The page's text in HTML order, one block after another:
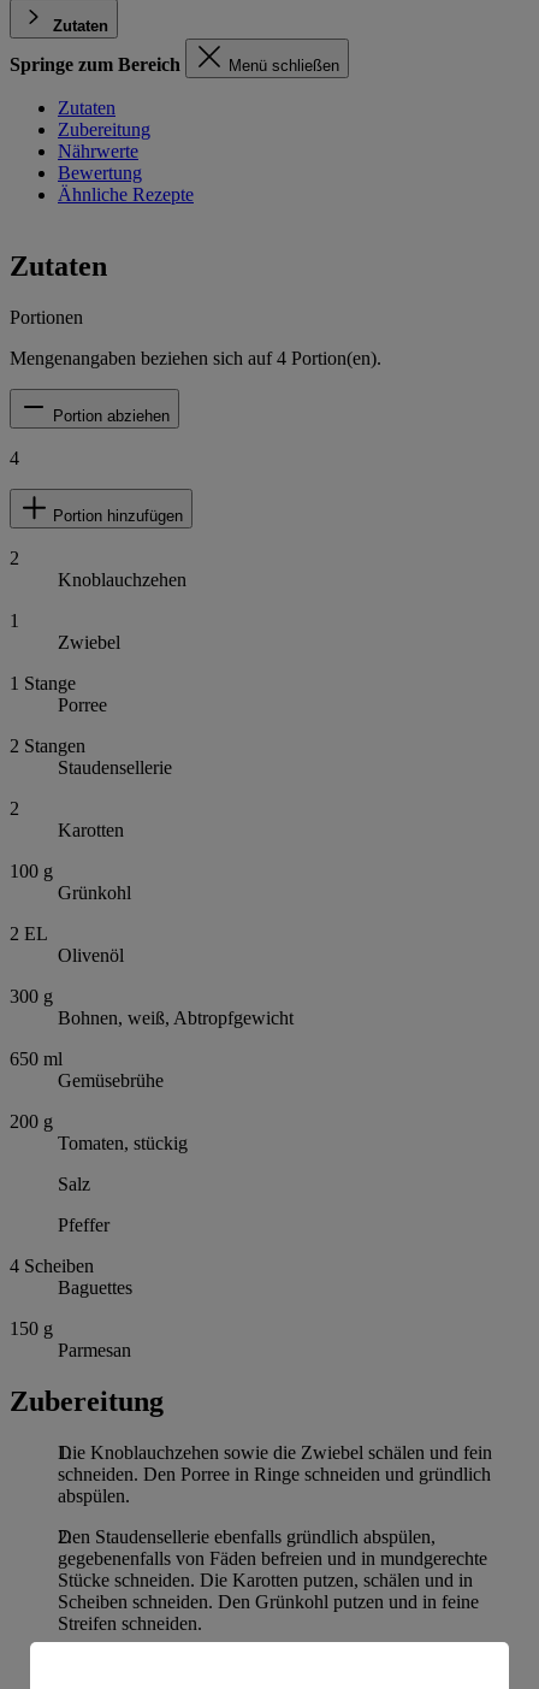
Zutaten
Springe zum Bereich Menü schließen
Zutaten
Zubereitung
Nährwerte
Bewertung
Ähnliche Rezepte
Zutaten
Portionen
Mengenangaben beziehen sich auf4 Portion(en).
Portion abziehen
4
Portion hinzufügen
2
Knoblauchzehen
1
Zwiebel
1 Stange
Porree
2 Stangen
Staudensellerie
2
Karotten
100 g
Grünkohl
2 EL
Olivenöl
300 g
Bohnen, weiß, Abtropfgewicht
650 ml
Gemüsebrühe
200 g
Tomaten, stückig
Salz
Pfeffer
4 Scheiben
Baguettes
150 g
Parmesan
Zubereitung
Die Knoblauchzehen sowie die Zwiebel schälen und fein
schneiden. Den Porree in Ringe schneiden und gründlich
abspülen.
Den Staudensellerie ebenfalls gründlich abspülen,
gegebenenfalls von Fäden befreien und in mundgerechte
Stücke schneiden. Die Karotten putzen, schälen und in
Scheiben schneiden. Den Grünkohl putzen und in feine
Streifen schneiden.